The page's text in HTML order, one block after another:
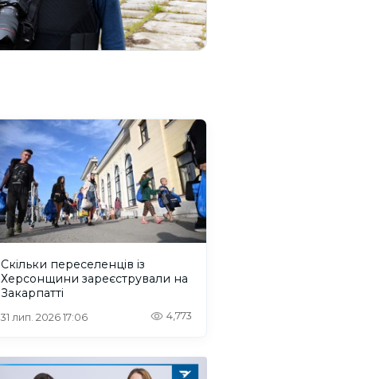
Скільки переселенців із
Херсонщини зареєстрували на
Закарпатті
31 лип. 2026 17:06 4,773